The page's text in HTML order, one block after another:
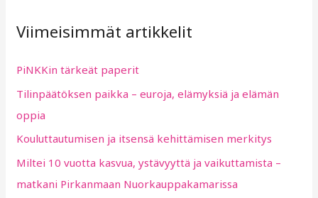
c
f
o
r
:
Viimeisimmät artikkelit
PiNKKin tärkeät paperit
Tilinpäätöksen paikka – euroja, elämyksiä ja elämän
oppia
Kouluttautumisen ja itsensä kehittämisen merkitys
Miltei 10 vuotta kasvua, ystävyyttä ja vaikuttamista –
matkani Pirkanmaan Nuorkauppakamarissa